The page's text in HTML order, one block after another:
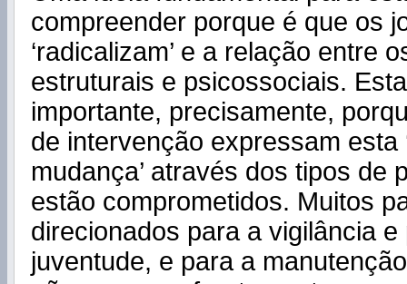
compreender porque é que os
‘radicalizam’ e a relação entre
estruturais e psicossociais.
importante, precisamente,
de intervenção expressam esta
mudança’ através dos tipos de
estão comprometidos. Muitos
direcionados para a vigilância
juventude, e para a